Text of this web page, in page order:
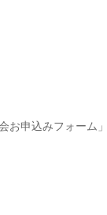
申込みフォーム